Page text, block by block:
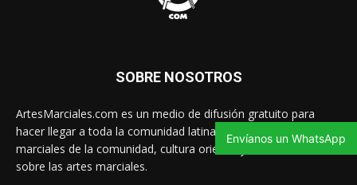
SOBRE NOSOTROS
ArtesMarciales.com es un medio de difusión gratuito para
hacer llegar a toda la comunidad latina las noticias de artes
marciales de la comunidad, cultura oriental y contenido valioso
sobre las artes marciales.
Envíanos un WhatsApp